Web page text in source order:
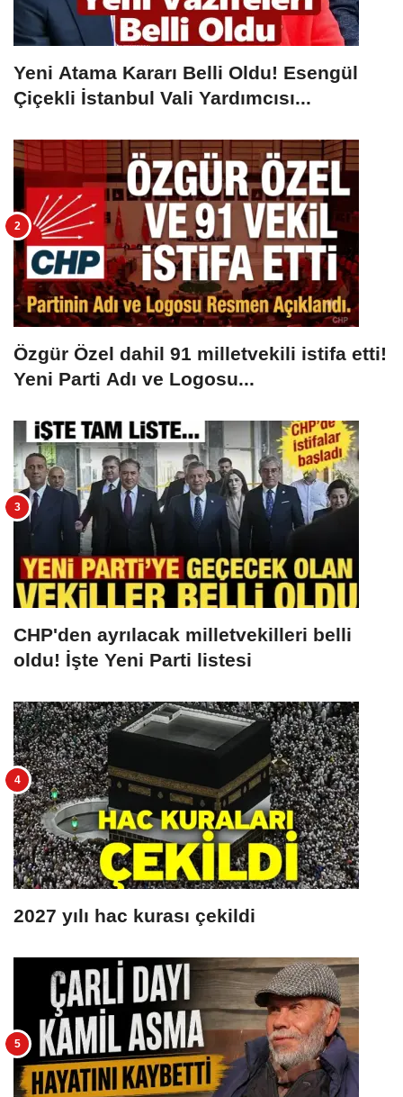
Yeni Atama Kararı Belli Oldu! Esengül
Çiçekli İstanbul Vali Yardımcısı...
Özgür Özel dahil 91 milletvekili istifa etti!
Yeni Parti Adı ve Logosu...
CHP'den ayrılacak milletvekilleri belli
oldu! İşte Yeni Parti listesi
2027 yılı hac kurası çekildi